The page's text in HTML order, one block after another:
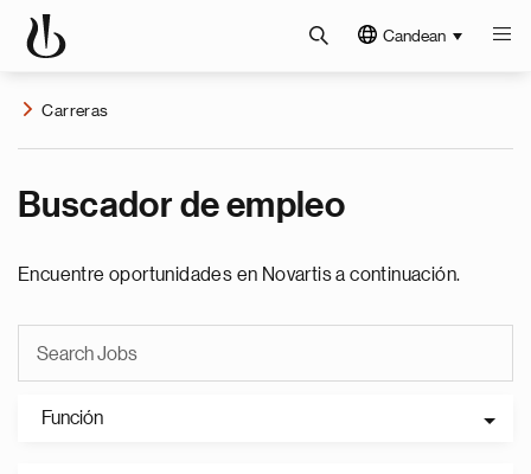
Candean
Carreras
Buscador de empleo
Encuentre oportunidades en Novartis a continuación.
Función